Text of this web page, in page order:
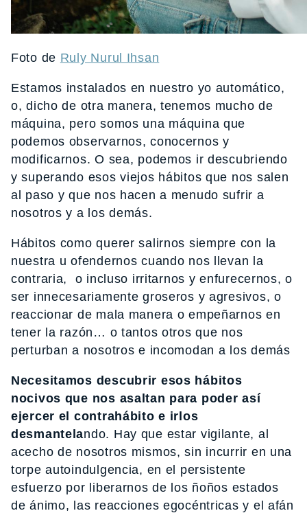
Foto de Ruly Nurul Ihsan
Estamos instalados en nuestro yo automático,
o, dicho de otra manera, tenemos mucho de
máquina, pero somos una máquina que
podemos observarnos, conocernos y
modificarnos. O sea, podemos ir descubriendo
y superando esos viejos hábitos que nos salen
al paso y que nos hacen a menudo sufrir a
nosotros y a los demás.
Hábitos como querer salirnos siempre con la
nuestra u ofendernos cuando nos llevan la
contraria, o incluso irritarnos y enfurecernos, o
ser innecesariamente groseros y agresivos, o
reaccionar de mala manera o empeñarnos en
tener la razón… o tantos otros que nos
perturban a nosotros e incomodan a los demás
Necesitamos descubrir esos hábitos
nocivos que nos asaltan para poder así
ejercer el contrahábito e irlos
desmantelando. Hay que estar vigilante, al
acecho de nosotros mismos, sin incurrir en una
torpe autoindulgencia, en el persistente
esfuerzo por liberarnos de los ñoños estados
de ánimo, las reacciones egocéntricas y el afán